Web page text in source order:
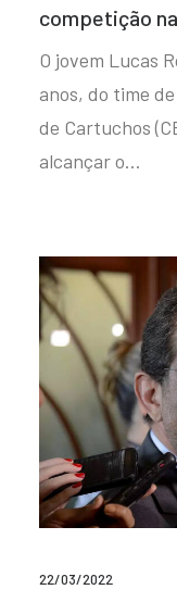
competição
O jovem Lucas
anos, do time
de Cartuchos
alcançar o…
22/03/2022